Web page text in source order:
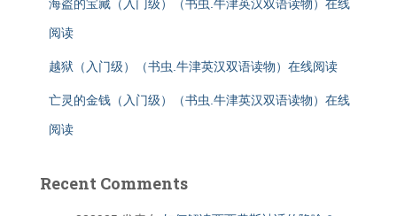
海盗的宝藏（入门级）（书虫.牛津英汉双语读物）在线
阅读
越狱（入门级）（书虫.牛津英汉双语读物）在线阅读
亡灵的金钱（入门级）（书虫.牛津英汉双语读物）在线
阅读
Recent Comments